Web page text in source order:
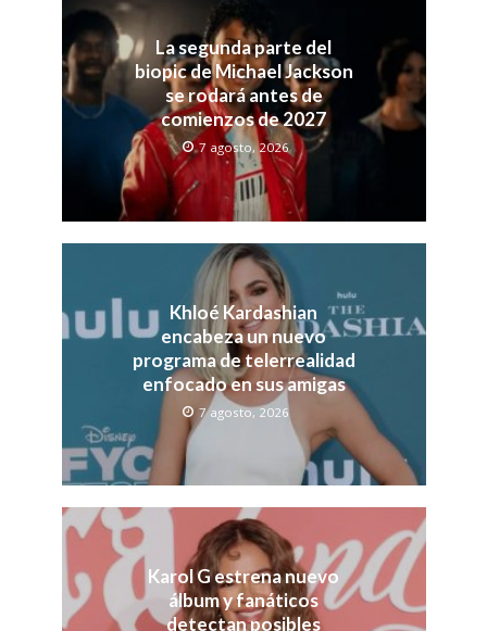
La segunda parte del
biopic de Michael Jackson
se rodará antes de
comienzos de 2027
7 agosto, 2026
Khloé Kardashian
encabeza un nuevo
programa de telerrealidad
enfocado en sus amigas
7 agosto, 2026
Karol G estrena nuevo
álbum y fanáticos
detectan posibles